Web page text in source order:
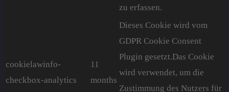
zu erfassen.
cookielawinfo-
checkbox-analytics
11
months
Dieses Cookie wird vom
GDPR Cookie Consent
Plugin gesetzt.Das Cookie
wird verwendet, um die
Zustimmung des Nutzers für